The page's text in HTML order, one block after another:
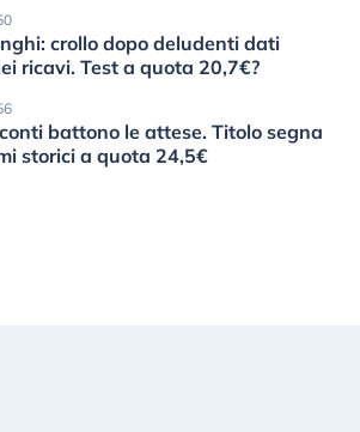
crollo dopo deludenti dati
ricavi. Test a quota 20,7€?
battono le attese. Titolo segna
storici a quota 24,5€